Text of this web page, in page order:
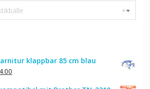
×
klappbar 85 cm blau
Aktueller